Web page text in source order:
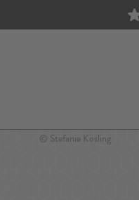
© Stefanie Kösling